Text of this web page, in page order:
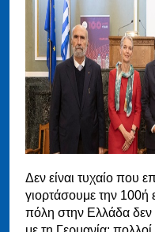
Δεν είναι τυχαίο που
γιορτάσουμε την 100ή
πόλη στην Ελλάδα δεν